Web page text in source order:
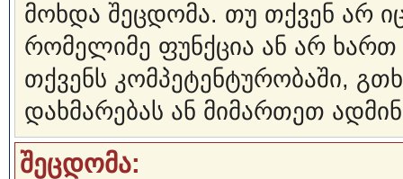
მოხდა შეცდომა. თუ თქვენ არ
რომელიმე ფუნქცია ან არ ხართ
თქვენს კომპეტენტურობაში,
დახმარებას ან მიმართეთ
შეცდომა: